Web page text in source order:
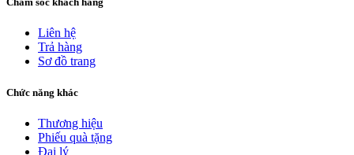
Liên hệ
Trả hàng
Sơ đồ trang
Chức năng khác
Thương hiệu
Phiếu quà tặng
Đại lý